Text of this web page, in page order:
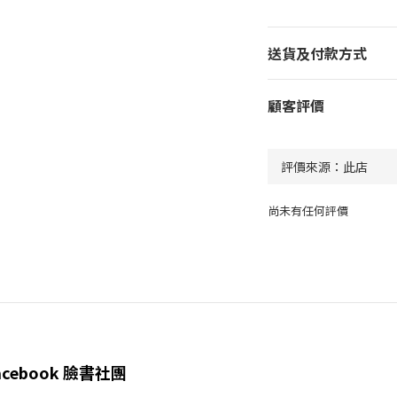
送貨及付款方式
顧客評價
尚未有任何評價
臉書社團